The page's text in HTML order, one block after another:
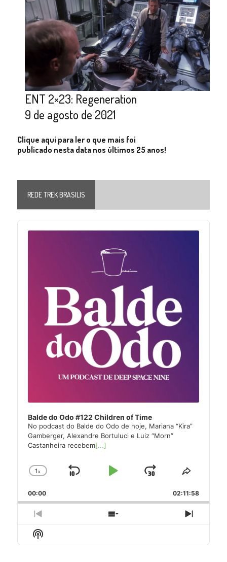
ENT 2×23: Regeneration
9 de agosto de 2021
Clique aqui para ler o que mais foi
publicado nesta data nos últimos 25 anos!
REDE TREK BRASILIS
Audio
Player
Balde do Odo #122 Children of Time
No podcast do Balde do Odo de hoje, Mariana “Kira”
Gamberger, Alexandre Bortuluci e Luiz “Morn”
Castanheira recebem[...]
Change
Rate
1x
Skip
Play
Jump
Forward
Share
Episode
00:00 02:11:58
Previous
Episode
Show
Episodes
Next
Episode
Show
Podcast